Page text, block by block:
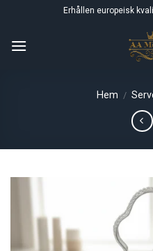
content
Erhållen europeisk
Hem /